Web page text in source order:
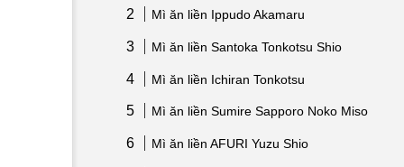
Mì ăn liền Ippudo Akamaru
Mì ăn liền Santoka Tonkotsu Shio
Mì ăn liền Ichiran Tonkotsu
Mì ăn liền Sumire Sapporo Noko Miso
Mì ăn liền AFURI Yuzu Shio